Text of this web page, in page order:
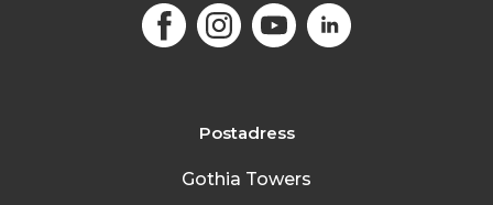
FacebookInstagramYoutubeLinkedIn
Postadress
Gothia Towers